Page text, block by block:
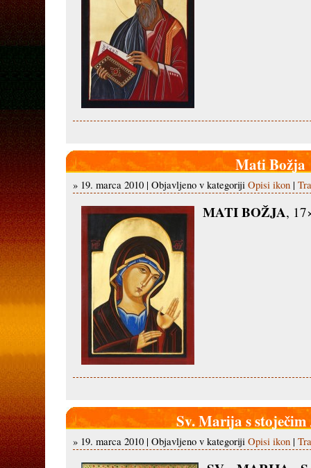
Mati Božja
» 19. marca 2010 | Objavljeno v kategoriji Opisi ikon|
MATI BOŽJA,
Sv. Marija s stoječim
» 19. marca 2010 | Objavljeno v kategoriji Opisi ikon|